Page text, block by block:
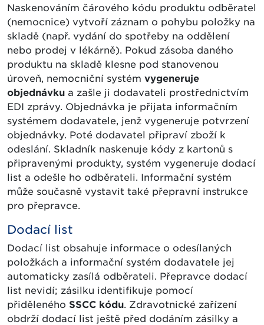
Naskenováním čárového kódu produktu odběratel
(nemocnice) vytvoří záznam o pohybu položky na
skladě (např. vydání do spotřeby na oddělení
nebo prodej v lékárně). Pokud zásoba daného
produktu na skladě klesne pod stanovenou
úroveň, nemocniční systém vygeneruje
objednávku a zašle ji dodavateli prostřednictvím
EDI zprávy. Objednávka je přijata informačním
systémem dodavatele, jenž vygeneruje potvrzení
objednávky. Poté dodavatel připraví zboží k
odeslání. Skladník naskenuje kódy z kartonů s
připravenými produkty, systém vygeneruje dodací
list a odešle ho odběrateli. Informační systém
může současně vystavit také přepravní instrukce
pro přepravce.
Dodací list
Dodací list obsahuje informace o odesílaných
položkách a informační systém dodavatele jej
automaticky zasílá odběrateli. Přepravce dodací
list nevidí; zásilku identifikuje pomocí
přiděleného SSCC kódu. Zdravotnické zařízení
obdrží dodací list ještě před dodáním zásilky a